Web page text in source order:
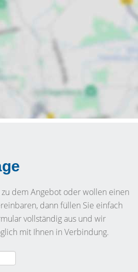
dem Angebot oder wollen einen
dann füllen Sie einfach
vollständig aus und wir
mit Ihnen in Verbindung.